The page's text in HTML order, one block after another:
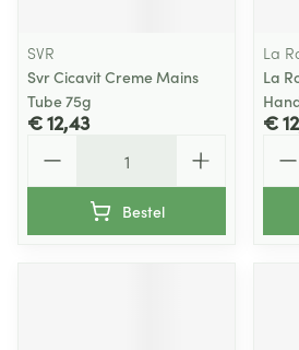
SVR
Svr Cicavit Creme Mains
Tube 75g
€ 12,43
Bestel
La
La
€